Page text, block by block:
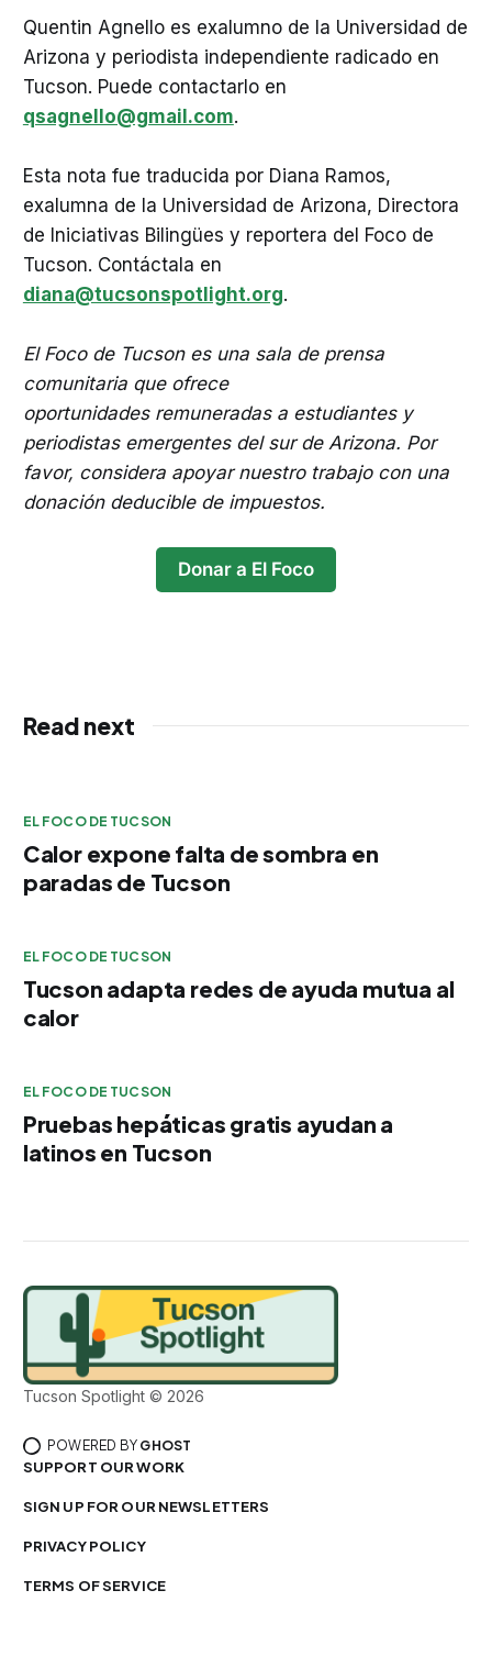
Quentin Agnello es exalumno de la Universidad de
Arizona y periodista independiente radicado en
Tucson. Puede contactarlo en
qsagnello@gmail.com.
Esta nota fue traducida por Diana Ramos,
exalumna de la Universidad de Arizona, Directora
de Iniciativas Bilingües y reportera del Foco de
Tucson. Contáctala en
diana@tucsonspotlight.org.
El Foco de Tucson es una sala de prensa
comunitaria que ofrece
oportunidades remuneradas a estudiantes y
periodistas emergentes del sur de Arizona. Por
favor, considera apoyar nuestro trabajo con una
donación deducible de impuestos.
Donar a El Foco
Read next
EL FOCO DE TUCSON
Calor expone falta de sombra en
paradas de Tucson
EL FOCO DE TUCSON
Tucson adapta redes de ayuda mutua al
calor
EL FOCO DE TUCSON
Pruebas hepáticas gratis ayudan a
latinos en Tucson
Tucson Spotlight © 2026
POWERED BY GHOST
SUPPORT OUR WORK
SIGN UP FOR OUR NEWSLETTERS
PRIVACY POLICY
TERMS OF SERVICE